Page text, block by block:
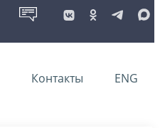
Контакты ENG